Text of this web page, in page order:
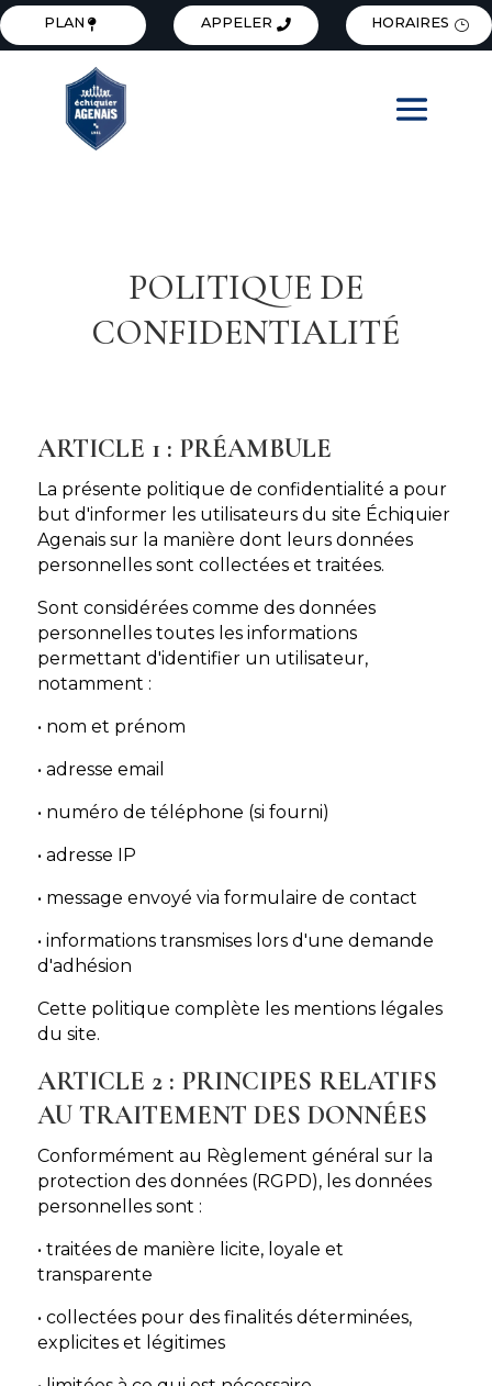
PLAN APPELER HORAIRES
POLITIQUE DE
CONFIDENTIALITÉ
ARTICLE 1 : PRÉAMBULE
La présente politique de confidentialité a pour
but d'informer les utilisateurs du site Échiquier
Agenais sur la manière dont leurs données
personnelles sont collectées et traitées.
Sont considérées comme des données
personnelles toutes les informations
permettant d'identifier un utilisateur,
notamment :
• nom et prénom
• adresse email
• numéro de téléphone (si fourni)
• adresse IP
• message envoyé via formulaire de contact
• informations transmises lors d'une demande
d'adhésion
Cette politique complète les mentions légales
du site.
ARTICLE 2 : PRINCIPES RELATIFS
AU TRAITEMENT DES DONNÉES
Conformément au Règlement général sur la
protection des données (RGPD), les données
personnelles sont :
• traitées de manière licite, loyale et
transparente
• collectées pour des finalités déterminées,
explicites et légitimes